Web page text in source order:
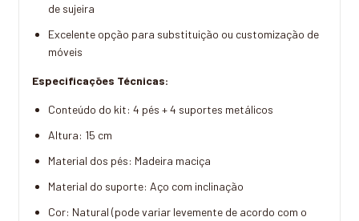
de sujeira
Excelente opção para substituição ou customização de
móveis
Especificações Técnicas:
Conteúdo do kit: 4 pés + 4 suportes metálicos
Altura: 15 cm
Material dos pés: Madeira maciça
Material do suporte: Aço com inclinação
Cor: Natural (pode variar levemente de acordo com o